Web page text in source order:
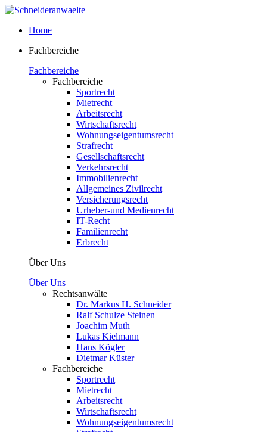
Home
Fachbereiche
Fachbereiche
Fachbereiche
Sportrecht
Mietrecht
Arbeitsrecht
Wirtschaftsrecht
Wohnungseigentumsrecht
Strafrecht
Gesellschaftsrecht
Verkehrsrecht
Immobilienrecht
Allgemeines Zivilrecht
Versicherungsrecht
Urheber-und Medienrecht
IT-Recht
Familienrecht
Erbrecht
Über Uns
Über Uns
Rechtsanwälte
Dr. Markus H. Schneider
Ralf Schulze Steinen
Joachim Muth
Lukas Kielmann
Hans Kögler
Dietmar Küster
Fachbereiche
Sportrecht
Mietrecht
Arbeitsrecht
Wirtschaftsrecht
Wohnungseigentumsrecht